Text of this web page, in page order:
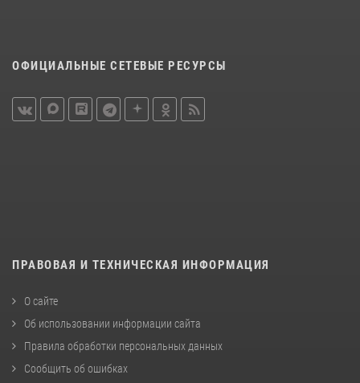
ОФИЦИАЛЬНЫЕ СЕТЕВЫЕ РЕСУРСЫ
ПРАВОВАЯ И ТЕХНИЧЕСКАЯ ИНФОРМАЦИЯ
О сайте
Об использовании информации сайта
Правила обработки персональных данных
Сообщить об ошибках